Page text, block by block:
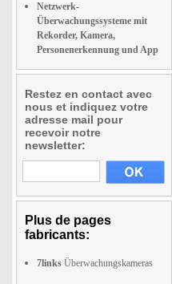
Netzwerk-
Überwachungssysteme mit
Rekorder, Kamera,
Personenerkennung und App
Restez en contact avec
nous et indiquez votre
adresse mail pour
recevoir notre
newsletter:
Plus de pages
fabricants:
7links Überwachungskameras